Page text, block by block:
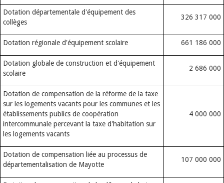
Dotation départementale d'équipement des
collèges
326 317 000
Dotation régionale d'équipement scolaire 661 186 000
Dotation globale de construction et d'équipement
scolaire
2 686 000
Dotation de compensation de la réforme de la taxe
sur les logements vacants pour les communes et les
établissements publics de coopération
intercommunale percevant la taxe d'habitation sur
les logements vacants
4 000 000
Dotation de compensation liée au processus de
départementalisation de Mayotte
107 000 000